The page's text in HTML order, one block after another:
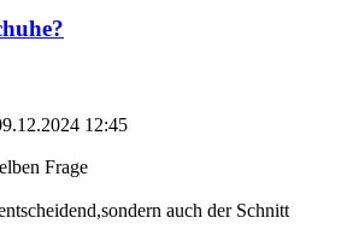
12:45
Frage
auch der Schnitt